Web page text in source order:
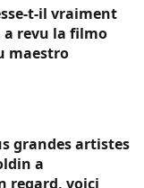
t-il vraiment
a revu la filmo
maestro
grandes artistes
a
regard, voici